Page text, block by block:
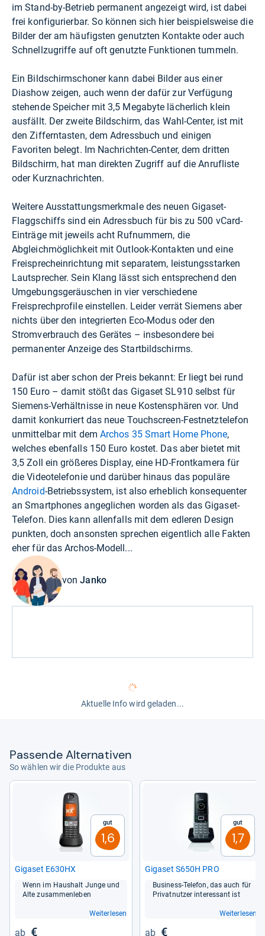
im Stand-by-Betrieb permanent angezeigt wird, ist dabei
frei konfigurierbar. So können sich hier beispielsweise die
Bilder der am häufigsten genutzten Kontakte oder auch
Schnellzugriffe auf oft genutzte Funktionen tummeln.
Ein Bildschirmschoner kann dabei Bilder aus einer
Diashow zeigen, auch wenn der dafür zur Verfügung
stehende Speicher mit 3,5 Megabyte lächerlich klein
ausfällt. Der zweite Bildschirm, das Wahl-Center, ist mit
den Zifferntasten, dem Adressbuch und einigen
Favoriten belegt. Im Nachrichten-Center, dem dritten
Bildschirm, hat man direkten Zugriff auf die Anrufliste
oder Kurznachrichten.
Weitere Ausstattungsmerkmale des neuen Gigaset-
Flaggschiffs sind ein Adressbuch für bis zu 500 vCard-
Einträge mit jeweils acht Rufnummern, die
Abgleichmöglichkeit mit Outlook-Kontakten und eine
Freisprecheinrichtung mit separatem, leistungsstarken
Lautsprecher. Sein Klang lässt sich entsprechend den
Umgebungsgeräuschen in vier verschiedene
Freisprechprofile einstellen. Leider verrät Siemens aber
nichts über den integrierten Eco-Modus oder den
Stromverbrauch des Gerätes – insbesondere bei
permanenter Anzeige des Startbildschirms.
Dafür ist aber schon der Preis bekannt: Er liegt bei rund
150 Euro – damit stößt das Gigaset SL910 selbst für
Siemens-Verhältnisse in neue Kostensphären vor. Und
damit konkurriert das neue Touchscreen-Festnetztelefon
unmittelbar mit dem Archos 35 Smart Home Phone,
welches ebenfalls 150 Euro kostet. Das aber bietet mit
3,5 Zoll ein größeres Display, eine HD-Frontkamera für
die Videotelefonie und darüber hinaus das populäre
Android-Betriebssystem, ist also erheblich konsequenter
an Smartphones angeglichen worden als das Gigaset-
Telefon. Dies kann allenfalls mit dem edleren Design
punkten, doch ansonsten sprechen eigentlich alle Fakten
eher für das Archos-Modell...
vonJanko
Aktuelle Info wird geladen...
Pas­sende Alter­na­ti­ven
So wählen wir die Produkte aus
Gut
1,6
Giga­set E630HX
Wenn im Haus­halt Junge und
Alte zusam­men­le­ben
Weiterlesen
€
Gut
1,7
Giga­set S650H PRO
Busi­ness-​Tele­fon, das auch für
Pri­vat­nut­zer inter­essant ist
Weiterlesen
€